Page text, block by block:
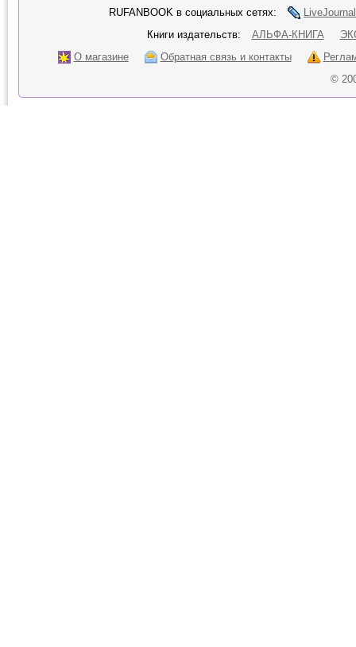
RUFANBOOK в социальных сетях:
LiveJournal
Книги издательств:
АЛЬФА-КНИГА
О магазине
Обратная связь и контакты
©